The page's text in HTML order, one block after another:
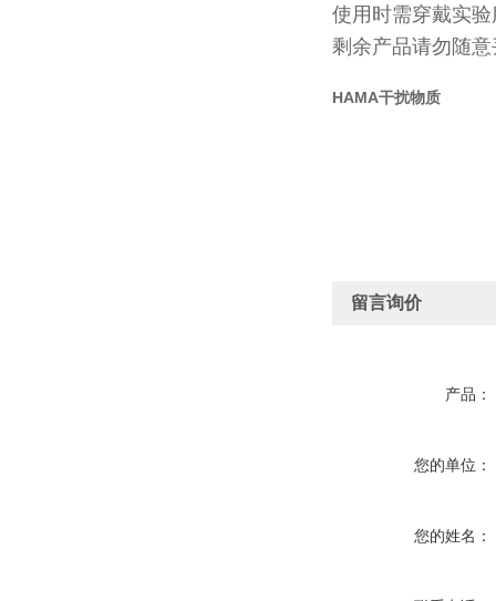
使用时需穿戴实
剩余产品请勿随
HAMA干扰物质
留言询价
产品：
您的单位：
您的姓名：